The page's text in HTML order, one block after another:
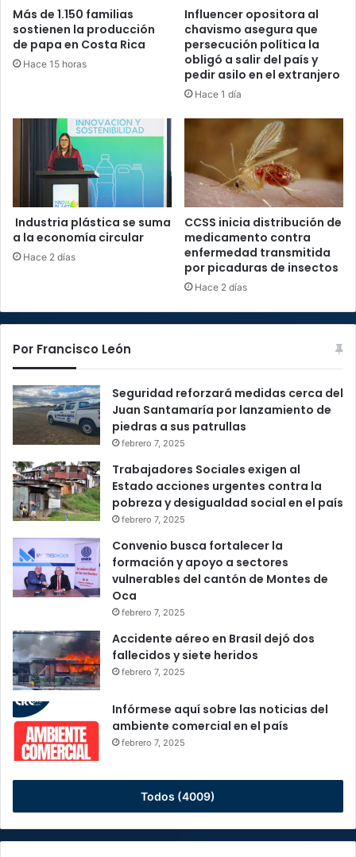
Más de 1.150 familias
sostienen la producción
de papa en Costa Rica
Hace 15 horas
Influencer opositora al
chavismo asegura que
persecución política la
obligó a salir del país y
pedir asilo en el extranjero
Hace 1 día
Industria plástica se suma
a la economía circular
Hace 2 días
CCSS inicia distribución de
medicamento contra
enfermedad transmitida
por picaduras de insectos
Hace 2 días
Por Francisco León
Seguridad reforzará medidas cerca del
Juan Santamaría por lanzamiento de
piedras a sus patrullas
febrero 7, 2025
Trabajadores Sociales exigen al
Estado acciones urgentes contra la
pobreza y desigualdad social en el país
febrero 7, 2025
Convenio busca fortalecer la
formación y apoyo a sectores
vulnerables del cantón de Montes de
Oca
febrero 7, 2025
Accidente aéreo en Brasil dejó dos
fallecidos y siete heridos
febrero 7, 2025
Infórmese aquí sobre las noticias del
ambiente comercial en el país
febrero 7, 2025
Todos (4009)